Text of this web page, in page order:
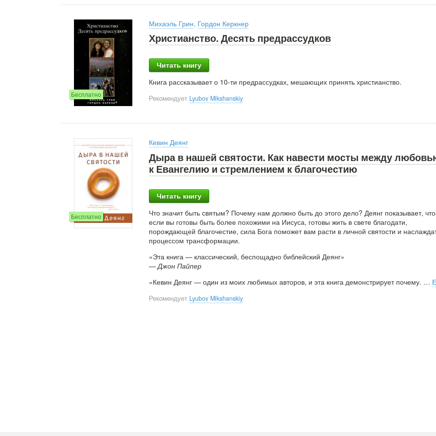
Бесплатно
Михаэль Грин, Гордон Керкнер
Христианство. Десять предрассудков
Читать книгу
Книга рассказывает о 10-ти предрассудках, мешающих принять христианство.
Рекомендует Lyubov Mikshanskiy
Бесплатно
Кевин Деянг
Дыра в нашей святости. Как навести мосты между
к Евангелию и стремлением к благочестию
Читать книгу
Что значит быть святым? Почему нам должно быть до этого дело? Деянг показывает,
если вы готовы быть более похожими на Иисуса, готовы жить в свете благодати,
порождающей благочестие, сила Бога поможет вам расти в личной святости и
процессом трансформации.
«Эта книга — классический, беспощадно библейский Деянг»
— Джон Пайпер
«Кевин Деянг — один из моих любимых авторов, и эта книга демонстрирует почему. …
Рекомендует Lyubov Mikshanskiy